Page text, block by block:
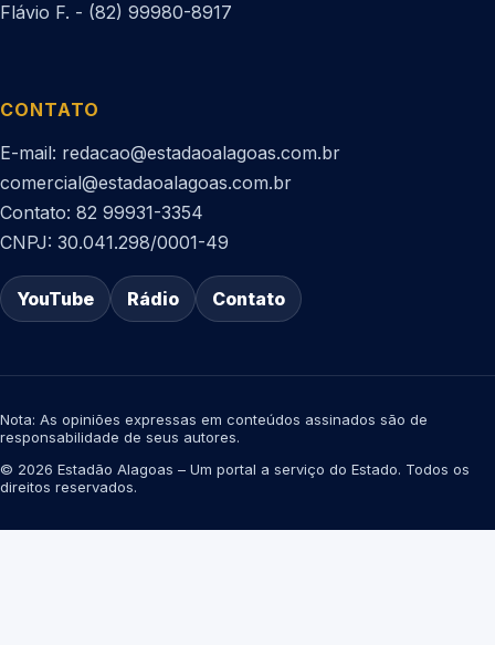
Flávio F. - (82) 99980-8917
CONTATO
E-mail: redacao@estadaoalagoas.com.br
comercial@estadaoalagoas.com.br
Contato: 82 99931-3354
CNPJ: 30.041.298/0001-49
YouTube Rádio Contato
Nota: As opiniões expressas em conteúdos assinados são de
responsabilidade de seus autores.
© 2026 Estadão Alagoas – Um portal a serviço do Estado. Todos os
direitos reservados.